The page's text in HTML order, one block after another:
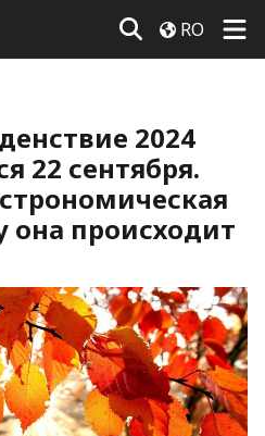
RO
2024
22 сентября.
она происходит